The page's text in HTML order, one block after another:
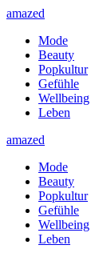
amazed
Mode
Beauty
Popkultur
Gefühle
Wellbeing
Leben
amazed
Mode
Beauty
Popkultur
Gefühle
Wellbeing
Leben